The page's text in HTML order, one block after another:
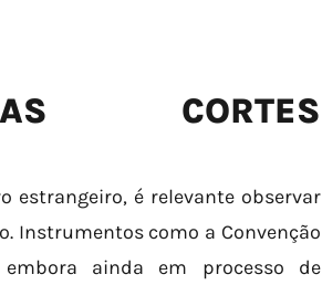
CORTES
estrangeiro, é relevante observar
Instrumentos como a Convenção
ainda em processo de